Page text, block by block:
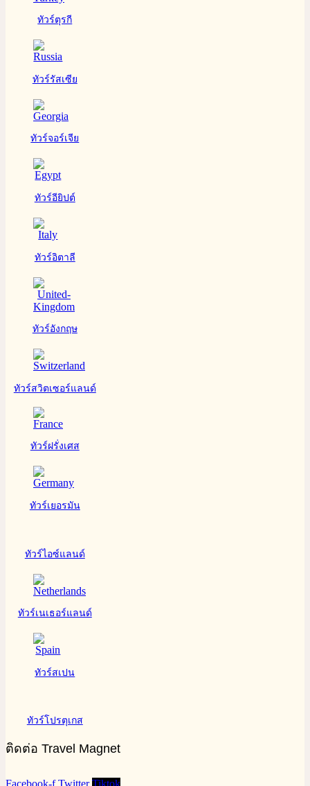
ทัวร์ตุรกี
ทัวร์รัสเซีย
ทัวร์จอร์เจีย
ทัวร์อียิปต์
ทัวร์อิตาลี
ทัวร์อังกฤษ
ทัวร์สวิตเซอร์แลนด์
ทัวร์ฝรั่งเศส
ทัวร์เยอรมัน
ทัวร์ไอซ์แลนด์
ทัวร์เนเธอร์แลนด์
ทัวร์สเปน
ทัวร์โปรตุเกส
ติดต่อ Travel Magnet